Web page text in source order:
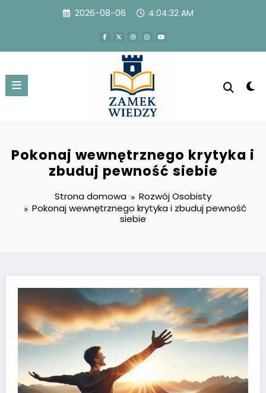
2026-08-06 4:04:33 AM
Pokonaj wewnętrznego krytyka i
zbuduj pewność siebie
Strona domowa
Rozwój Osobisty
Pokonaj wewnętrznego krytyka i zbuduj pewność
siebie